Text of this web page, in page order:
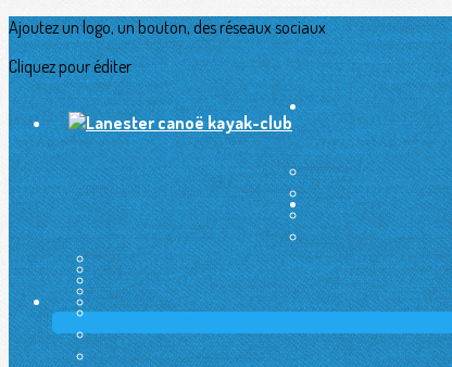
Ajoutez un logo, un bouton, des réseaux sociaux
Cliquez pour éditer